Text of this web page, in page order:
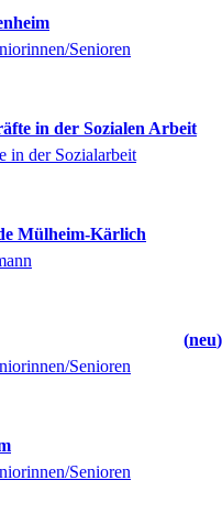
Senioren
in der Sozialen Arbeit
in der Sozialarbeit
Mülheim-Kärlich
neu
Senioren
Senioren